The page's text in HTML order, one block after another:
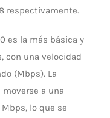
respectivamente.
es la más básica y
con una velocidad
(Mbps). La
moverse a una
lo que se